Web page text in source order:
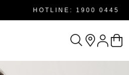
HOTLINE: 1900 0445